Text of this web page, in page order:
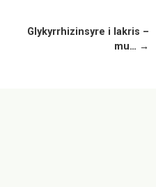
Glykyrrhizinsyre i lakris –
mu… →